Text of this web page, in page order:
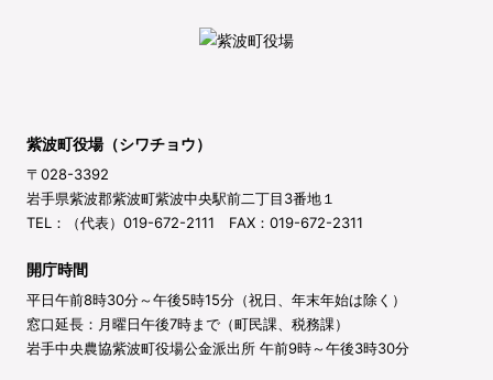
紫波町役場（シワチョウ）
〒028-3392
岩手県紫波郡紫波町紫波中央駅前二丁目3番地１
TEL：（代表）019-672-2111 FAX：019-672-2311
開庁時間
平日午前8時30分～午後5時15分（祝日、年末年始は除く）
窓口延長：月曜日午後7時まで（町民課、税務課）
岩手中央農協紫波町役場公金派出所 午前9時～午後3時30分